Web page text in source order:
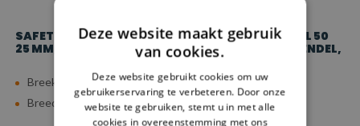
SAFETYLOAD RVS RATEL
25 MM, 1.500 KG
Breeksterkte: 15 kn
Breedte: 25 mm
SAFETYLOAD RATEL 50
MM MET SMALLE HENDEL,
5.000 KG
Breeksterkte: 50 kn
Breedte: 50 mm
Deze website maakt gebruik
van cookies.
Deze website gebruikt cookies om uw
gebruikerservaring te verbeteren. Door onze
website te gebruiken, stemt u in met alle
cookies in overeenstemming met ons